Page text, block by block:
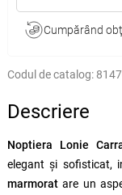
Cumpărând
Codul de catalog:
Descriere
Noptiera Lonie
elegant și sofisticat,
marmoratare un